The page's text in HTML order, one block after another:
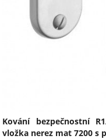
Kování bezpečnostní
vložka nerez mat 7200 s